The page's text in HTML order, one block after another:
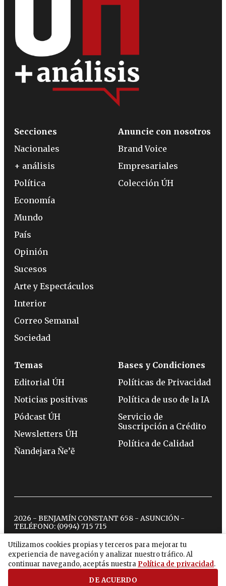
Utilizamos cookies propias y terceros para mejorar tu
experiencia de navegación y analizar nuestro tráfico. Al
continuar navegando, aceptás nuestra Política de privacidad.
DE ACUERDO
Secciones
Nacionales
+ análisis
Política
Economía
Mundo
País
Opinión
Sucesos
Arte y Espectáculos
Interior
Correo Semanal
Sociedad
Anuncie con nosotros
Brand Voice
Empresariales
Colección ÚH
Temas
Editorial ÚH
Noticias positivas
Pódcast ÚH
Newsletters ÚH
Ñandejara Ñe’ẽ
Bases y Condiciones
Políticas de Privacidad
Política de uso de la IA
Servicio de
Suscripción a Crédito
Política de Calidad
2026 - BENJAMÍN CONSTANT 658 - ASUNCIÓN -
TELÉFONO: (0994) 715 715
twitterinstagram
facebook
tiktokyoutubespotify